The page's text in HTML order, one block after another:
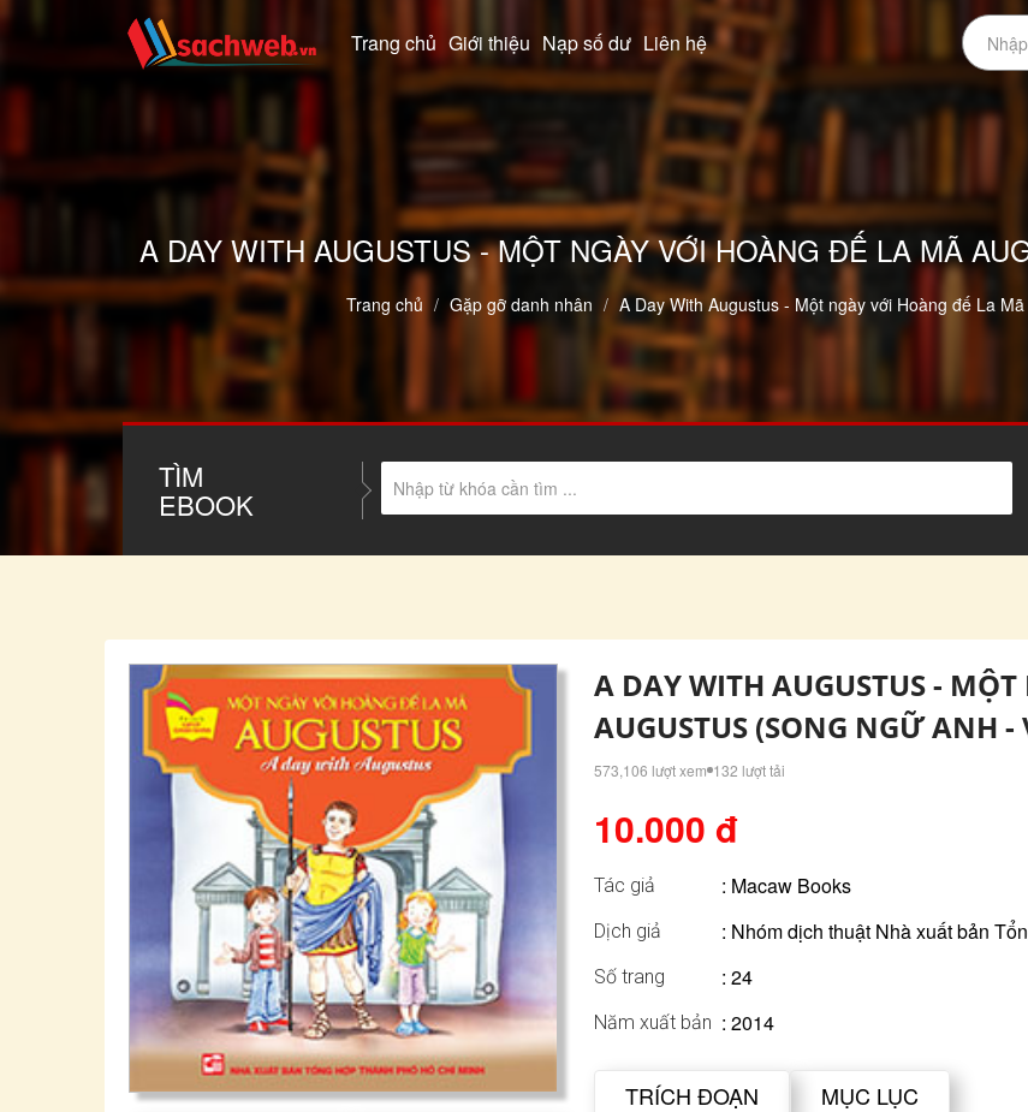
Trang chủ Giới thiệu Nạp số dư Liên hệ
A DAY WITH AUGUSTUS - MỘT NGÀY VỚI HOÀNG ĐẾ LA MÃ
Trang chủ Gặp gỡ danh nhân A Day With Augustus - Một ngày với Hoàng đế La
TÌM
EBOOK
A DAY WITH AUGUSTUS -
AUGUSTUS (SONG NGỮ ANH -
573,106 lượt xem 132 lượt tải
10.000 đ
Tác giả : Macaw Books
Dịch giả : Nhóm dịch thuật Nhà xuất bản
Số trang : 24
Năm xuất bản : 2014
TRÍCH ĐOẠN MỤC LỤC